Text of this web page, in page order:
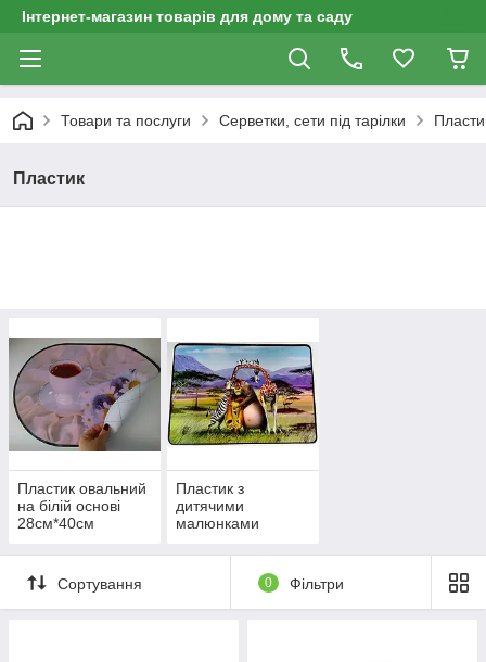
Інтернет-магазин товарів для дому та саду
Товари та послуги Серветки, сети під тарілки
Пластик
Пластик овальний
на білій основі
28см*40см
Пластик з
дитячими
малюнками
Сортування 0 Фільтри